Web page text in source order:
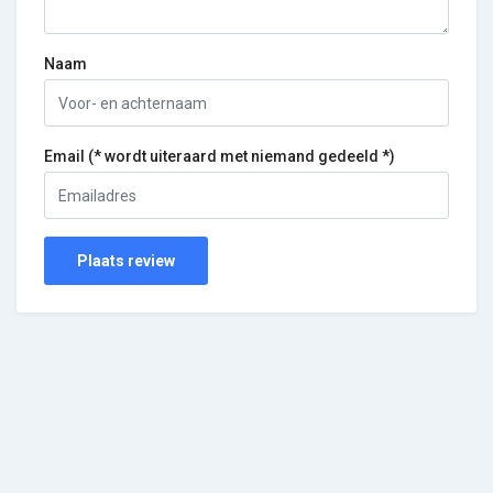
Naam
Email (* wordt uiteraard met niemand gedeeld *)
Plaats review